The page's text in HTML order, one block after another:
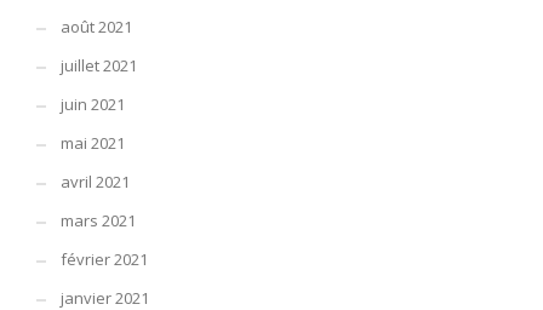
août 2021
juillet 2021
juin 2021
mai 2021
avril 2021
mars 2021
février 2021
janvier 2021